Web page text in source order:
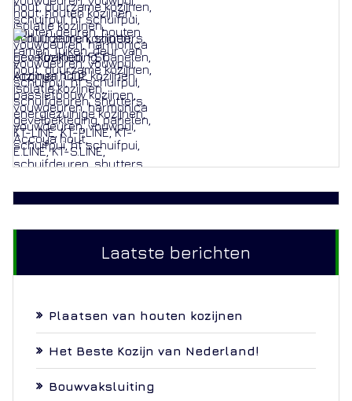
Laatste berichten
Plaatsen van houten kozijnen
Het Beste Kozijn van Nederland!
Bouwvaksluiting